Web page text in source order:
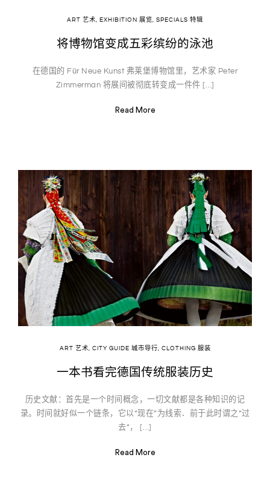
ART 艺术, EXHIBITION 展览, SPECIALS 特辑
将博物馆变成五彩缤纷的泳池
在德国的 Für Neue Kunst 弗莱堡博物馆里，艺术家 Peter
Zimmerman 将展间被彻底转变成一件件 […]
Read More
ART 艺术, CITY GUIDE 城市导行, CLOTHING 服装
一本书看完德国传统服装历史
历史文献：首先是一个时间概念，一切文献都是各种知识的记
录。时间就好似一个链条，它以“现在”为线索．前于此时谓之“过
去”， […]
Read More